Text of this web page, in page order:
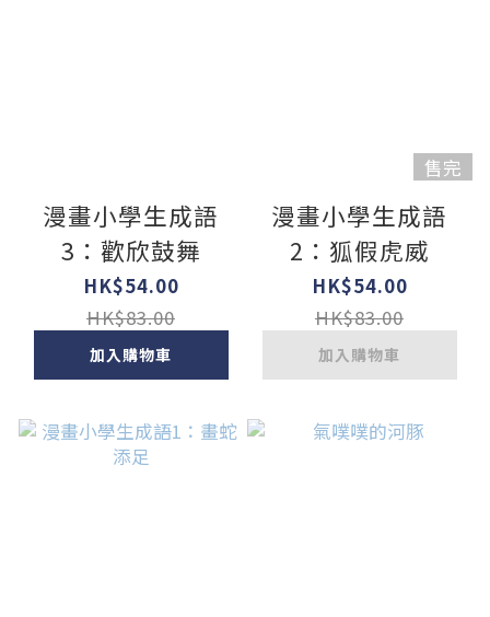
漫畫小學生成語
3：歡欣鼓舞
HK$54.00
HK$83.00
加入購物車
售完
漫畫小學生成語
2：狐假虎威
HK$54.00
HK$83.00
加入購物車